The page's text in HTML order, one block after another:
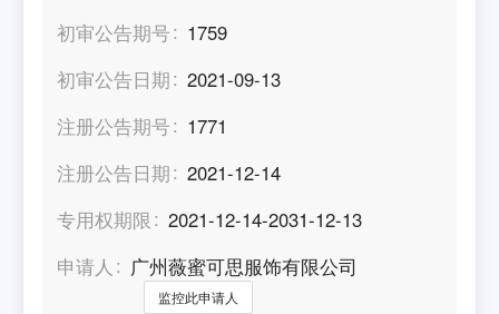
初审公告期号
1759
初审公告日期
2021-09-13
注册公告期号
1771
注册公告日期
2021-12-14
专用权期限
2021-12-14-2031-12-13
申请人
广州薇蜜可思服饰有限公司
监控此申请人